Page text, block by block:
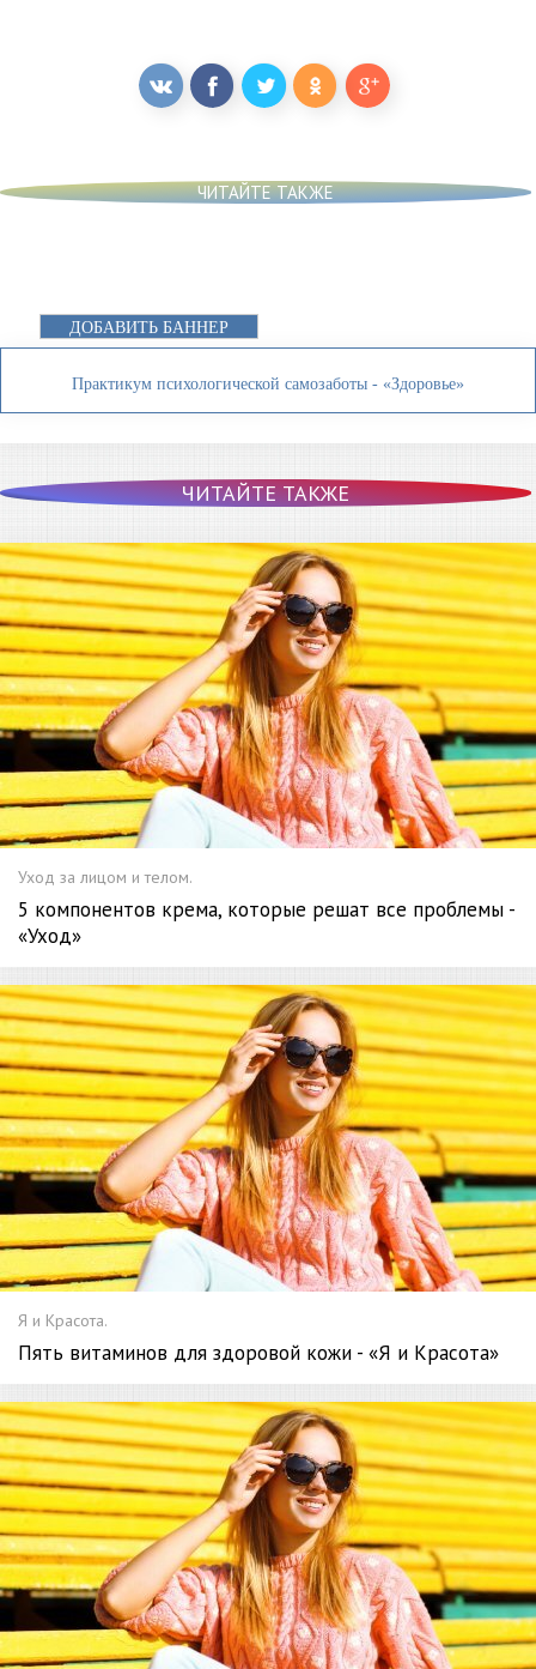
ЧИТАЙТЕ ТАКЖЕ
ДОБАВИТЬ БАННЕР
Практикум психологической самозаботы - «Здоровье»
ЧИТАЙТЕ ТАКЖЕ
Уход за лицом и телом.
5 компонентов крема, которые решат все проблемы -
«Уход»
Я и Красота.
Пять витаминов для здоровой кожи - «Я и Красота»